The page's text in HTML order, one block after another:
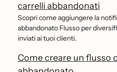
carrelli abbandonati
Scopri come aggiungere la
abbandonato Flusso per
inviati ai tuoi clienti.
Come creare un flusso